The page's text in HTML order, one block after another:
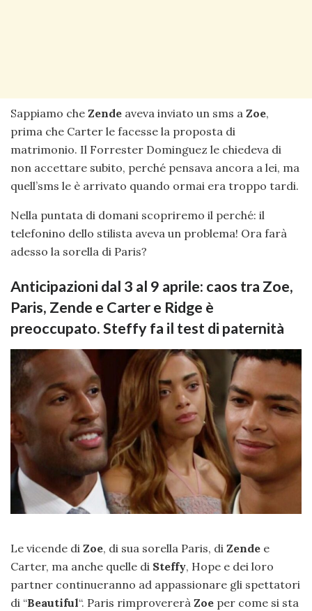
Sappiamo che Zende aveva inviato un sms a Zoe,
prima che Carter le facesse la proposta di
matrimonio. Il Forrester Dominguez le chiedeva di
non accettare subito, perché pensava ancora a lei, ma
quell’sms le è arrivato quando ormai era troppo tardi.
Nella puntata di domani scopriremo il perché: il
telefonino dello stilista aveva un problema! Ora farà
adesso la sorella di Paris?
Anticipazioni dal 3 al 9 aprile: caos tra Zoe,
Paris, Zende e Carter e Ridge è
preoccupato. Steffy fa il test di paternità
Le vicende di Zoe, di sua sorella Paris, di Zende e
Carter, ma anche quelle di Steffy, Hope e dei loro
partner continueranno ad appassionare gli spettatori
di “Beautiful“. Paris rimprovererà Zoe per come si sta